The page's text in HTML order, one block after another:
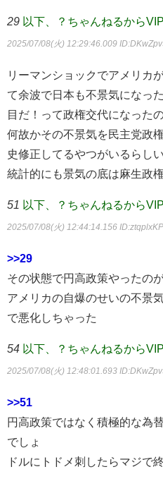
29 以下、？ちゃんねるから
2025/07/08(火) 12:29:46.009
リーマンショックでアメリカ
て余波で日本も不景気になっ
目だ！って政権交代になった
何故かその不景気を民主党政
史修正してるやつがいるらしい
統計的にも景気の底は麻生政
51 以下、？ちゃんねるから
2025/07/08(火) 12:44:14.156
>>29
その状態で円高政策やったの
アメリカの自爆のせいの不景
で悪化しちゃった
54 以下、？ちゃんねるから
2025/07/08(火) 12:48:01.693
>>51
円高政策ではなく積極的な為
でしょ
ドルにトドメ刺したらマジで